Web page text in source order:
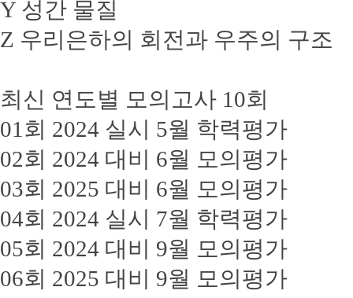
Y 성간 물질
Z 우리은하의 회전과 우주의 구조
최신 연도별 모의고사 10회
01회 2024 실시 5월 학력평가
02회 2024 대비 6월 모의평가
03회 2025 대비 6월 모의평가
04회 2024 실시 7월 학력평가
05회 2024 대비 9월 모의평가
06회 2025 대비 9월 모의평가